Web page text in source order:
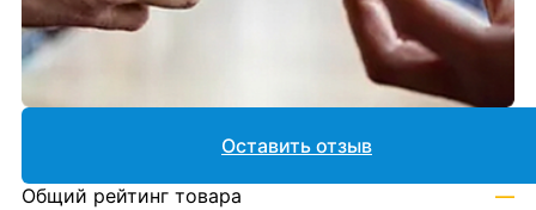
Оставить отзыв
Общий рейтинг товара —